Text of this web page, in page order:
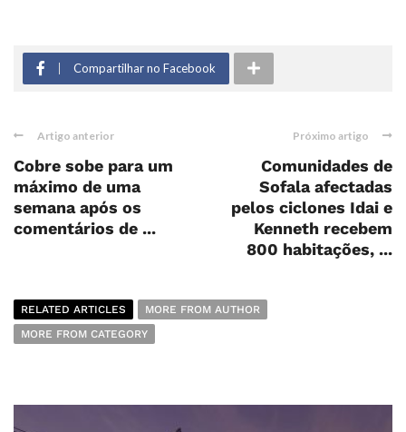
Compartilhar no Facebook
Artigo anterior
Cobre sobe para um
máximo de uma
semana após os
comentários de ...
Próximo artigo
Comunidades de
Sofala afectadas
pelos ciclones Idai e
Kenneth recebem
800 habitações, ...
RELATED ARTICLES
MORE FROM AUTHOR
MORE FROM CATEGORY